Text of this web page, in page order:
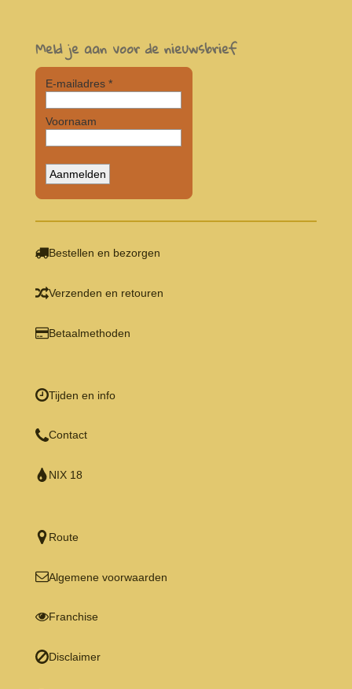
Meld je aan voor de nieuwsbrief
Bestellen en bezorgen
Verzenden en retouren
Betaalmethoden
Tijden en info
Contact
NIX 18
Route
Algemene voorwaarden
Franchise
Disclaimer